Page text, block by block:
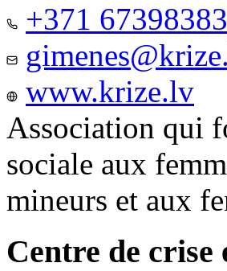
+371
www.krize.lv
Association qui
sociale aux
mineurs et aux
Centre de